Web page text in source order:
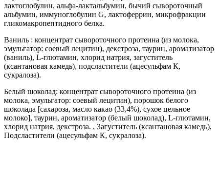
лактоглобулин, альфа-лактальбумин, бычий сывороточный
альбумин, иммуноглобулин G, лактоферрин, микрофракции
гликомакропептидного белка.
Ваниль : концентрат сывороточного протеина (из молока,
эмульгатор: соевый лецитин), декстроза, таурин, ароматизатор
(ваниль), L-глютамин, хлорид натрия, загуститель
(ксантановая камедь), подсластители (ацесульфам К,
сукралоза).
Белый шоколад: концентрат сывороточного протеина (из
молока, эмульгатор: соевый лецитин), порошок белого
шоколада [сахароза, масло какао (33,4%), сухое цельное
молоко], таурин, ароматизатор (белый шоколад), L-глютамин,
хлорид натрия, декстроза. , Загуститель (ксантановая камедь),
Подсластители (ацесульфам К, сукралоза).